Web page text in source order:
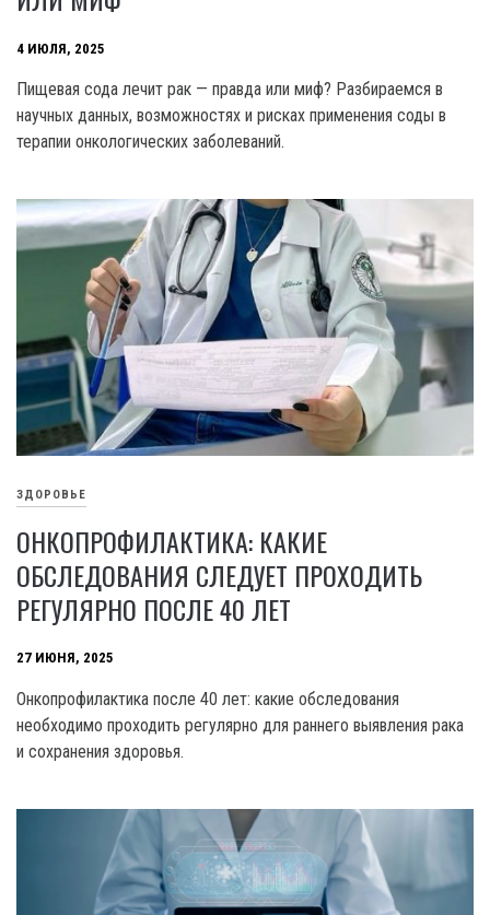
4 ИЮЛЯ, 2025
Пищевая сода лечит рак — правда или миф? Разбираемся в
научных данных, возможностях и рисках применения соды в
терапии онкологических заболеваний.
ЗДОРОВЬЕ
ОНКОПРОФИЛАКТИКА: КАКИЕ
ОБСЛЕДОВАНИЯ СЛЕДУЕТ ПРОХОДИТЬ
РЕГУЛЯРНО ПОСЛЕ 40 ЛЕТ
27 ИЮНЯ, 2025
Онкопрофилактика после 40 лет: какие обследования
необходимо проходить регулярно для раннего выявления рака
и сохранения здоровья.